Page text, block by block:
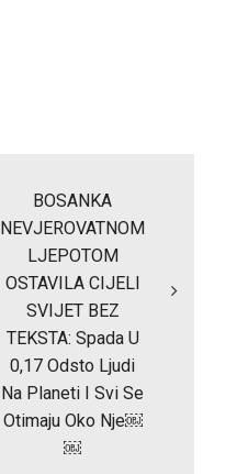
BOSANKA
NEVJEROVATNOM
LJEPOTOM
OSTAVILA CIJELI
SVIJET BEZ
TEKSTA: Spada U
0,17 Odsto Ljudi
Na Planeti I Svi Se
Otimaju Oko Nje￼
￼